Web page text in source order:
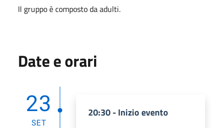
Il gruppo è composto da adulti.
Date e orari
23
SET
20:30 - Inizio evento